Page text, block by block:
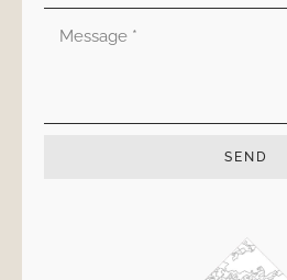
Mensaje
SEND